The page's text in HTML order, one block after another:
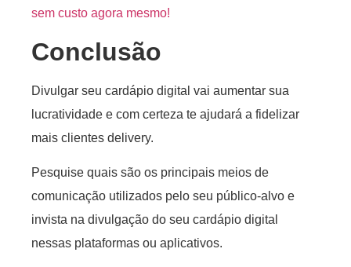
sem custo agora mesmo!
Conclusão
Divulgar seu cardápio digital vai aumentar sua
lucratividade e com certeza te ajudará a fidelizar
mais clientes delivery.
Pesquise quais são os principais meios de
comunicação utilizados pelo seu público-alvo e
invista na divulgação do seu cardápio digital
nessas plataformas ou aplicativos.